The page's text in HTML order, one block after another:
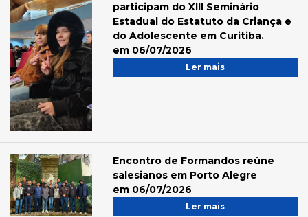
participam do XIII Seminário
Estadual do Estatuto da Criança e
do Adolescente em Curitiba.
em 06/07/2026
Ler mais
Encontro de Formandos reúne
salesianos em Porto Alegre
em 06/07/2026
Ler mais